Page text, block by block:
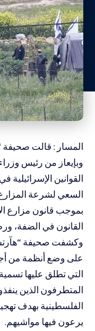
المسار : قالت صحيفة
وبإيعاز من رئيس
القوانين الإسرائيلية
السعي لشرعة
بموجب قانون مزارع
القانون في الضفة،
وكشفت صحيفة
على وضع أنظمة من
التي تطلق عليها
المتطرفون الذين
الفلسطينية بهدف
يرعون فيها مواشيهم.